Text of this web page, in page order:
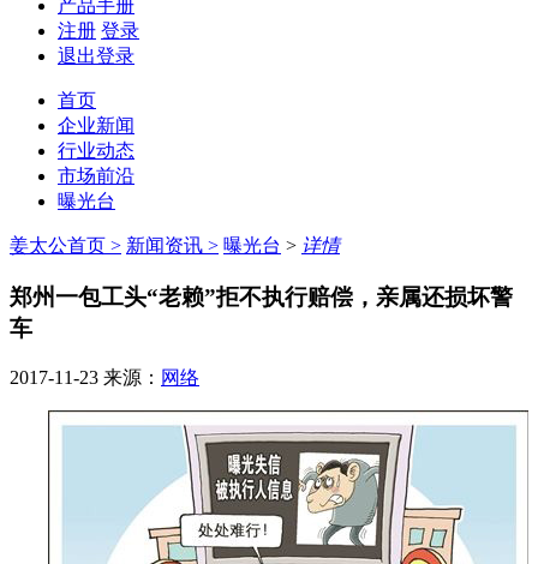
产品手册
注册 登录
退出登录
首页
企业新闻
行业动态
市场前沿
曝光台
姜太公首页 > 新闻资讯 > 曝光台 > 详情
郑州一包工头“老赖”拒不执行赔偿，亲属还损坏警
车
2017-11-23 来源： 网络